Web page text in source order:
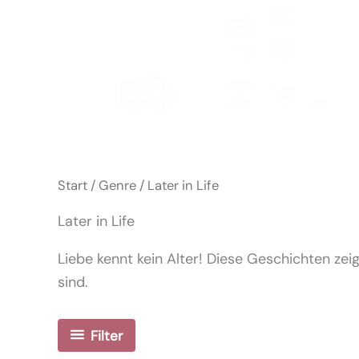
Start /Genre / Later in Life
Later in Life
Liebe kennt kein Alter! Diese Geschichten
sind.
Filter